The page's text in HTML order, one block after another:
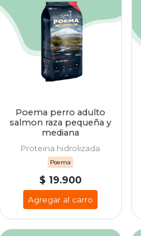
Poema perro adulto
salmon raza pequeña y
mediana
Proteina hidrolizada
Poema
$ 19.900
Agregar al carro